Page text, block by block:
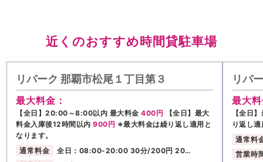
近くのおすすめ時間貸駐車場
リパーク 那覇市松尾１丁目第３
最大料金：
【全日】20:00～8:00以内 最大料金400円
【全日】最大
料金入庫後12時間以内900円 ※最大料金は繰り返し適用と
なります。
通常料金
全日：08:00-20:00 30分/200円 20…
リパ
最大
【全日
り返し
通常料
営業時